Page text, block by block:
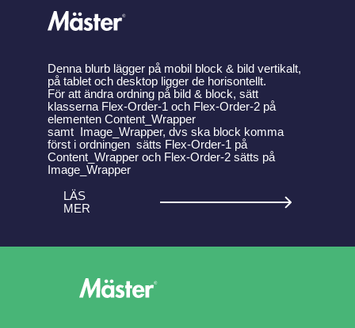
Denna blurb lägger på mobil block & bild vertikalt,
på tablet och desktop ligger de horisontellt.
För att ändra ordning på bild & block, sätt
klasserna Flex-Order-1 och Flex-Order-2 på
elementen Content_Wrapper
samt Image_Wrapper, dvs ska block komma
först i ordningen sätts Flex-Order-1 på
Content_Wrapper och Flex-Order-2 sätts på
Image_Wrapper
LÄS
MER